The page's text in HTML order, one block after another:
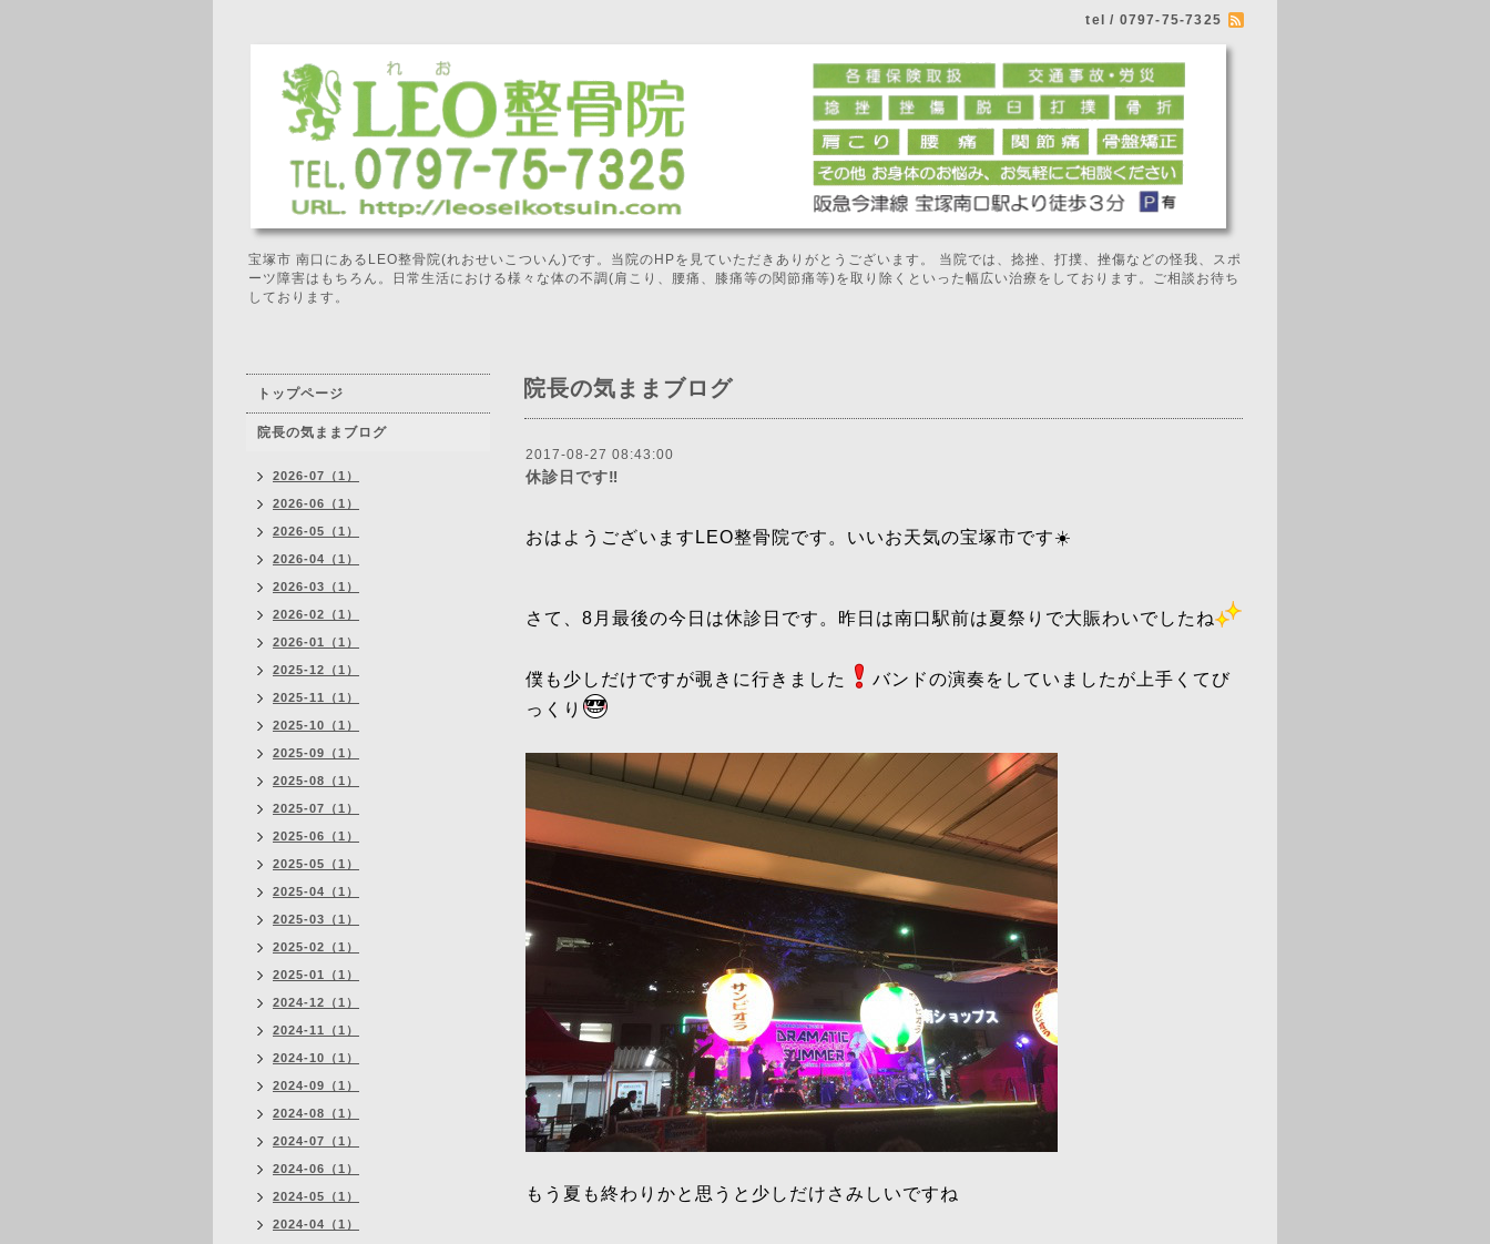
tel / 0797-75-7325
宝塚市 南口にあるLEO整骨院(れおせいこついん)です。当院のHPを見ていただきありがとうございます。 当院では、捻挫、打撲、挫傷などの怪我、スポ
ーツ障害はもちろん。日常生活における様々な体の不調(肩こり、腰痛、膝痛等の関節痛等)を取り除くといった幅広い治療をしております。ご相談お待ち
しております。
院長の気ままブログ
2017-08-27 08:43:00
休診日です‼️
おはようございますLEO整骨院です。いいお天気の宝塚市です☀️
さて、8月最後の今日は休診日です。昨日は南口駅前は夏祭りで大賑わいでしたね
僕も少しだけですが覗きに行きました
バンドの演奏をしていましたが上手くてび
っくり
もう夏も終わりかと思うと少しだけさみしいですね
トップページ
院長の気ままブログ
2026-07（1）
2026-06（1）
2026-05（1）
2026-04（1）
2026-03（1）
2026-02（1）
2026-01（1）
2025-12（1）
2025-11（1）
2025-10（1）
2025-09（1）
2025-08（1）
2025-07（1）
2025-06（1）
2025-05（1）
2025-04（1）
2025-03（1）
2025-02（1）
2025-01（1）
2024-12（1）
2024-11（1）
2024-10（1）
2024-09（1）
2024-08（1）
2024-07（1）
2024-06（1）
2024-05（1）
2024-04（1）